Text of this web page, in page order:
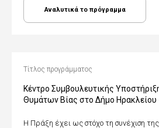
Αναλυτικά το πρόγραμμα
Τίτλος προγράμματος
Κέντρο Συμβουλευτικής
Θυμάτων Βίας στο Δήμο Ηρακλείου
Η Πράξη έχει ως στόχο τη συνέχιση